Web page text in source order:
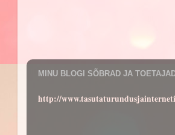
MINU BLOGI SÕBRAD JA
http://